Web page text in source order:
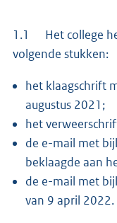
1.1 Het college
volgende stukken:
het klaagschrift
augustus 2021;
het
de e-mail met
beklaagde aan
de e-mail met
van 9 april 2022.